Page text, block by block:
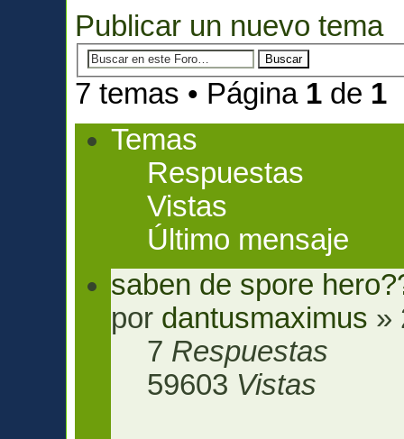
Publicar un nuevo tema
7 temas • Página 1 de 1
Temas
Respuestas
Vistas
Último mensaje
saben de spore
por dantusmaximus »
7 Respuestas
59603 Vistas